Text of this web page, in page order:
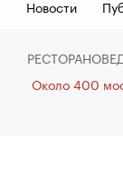
Новости
Около 400